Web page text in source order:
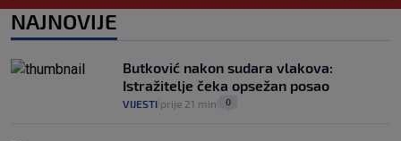
0
automobilom na Hvar iz Zagreba, a
koliko iz Osijeka
2. kol. 14
NAJNOVIJE
Butković nakon sudara vlakova:
Istražitelje čeka opsežan posao
VIJESTI prije 21 min 0